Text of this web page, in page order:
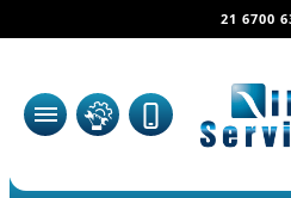
21 6700